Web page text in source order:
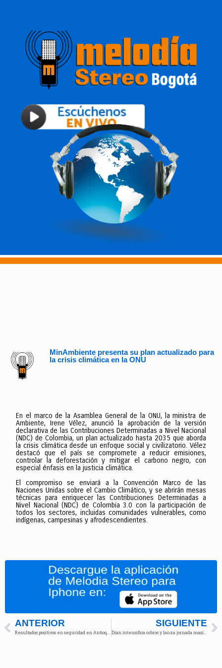
MinAmbiente presenta su plan actualizado para
la crisis climática en la ONU
En el marco de la Asamblea General de la ONU, la ministra de
Ambiente, Irene Vélez, anunció la aprobación de la versión
declarativa de las Contribuciones Determinadas a Nivel Nacional
(NDC) de Colombia, un plan actualizado hasta 2035 que aborda
la crisis climática desde un enfoque social y civilizatorio. Vélez
destacó que el país se compromete a reducir emisiones,
controlar la deforestación y mitigar el carbono negro, con
especial énfasis en la justicia climática.
El compromiso se enviará a la Convención Marco de las
Naciones Unidas sobre el Cambio Climático, y se abrirán mesas
técnicas para enriquecer las Contribuciones Determinadas a
Nivel Nacional (NDC) de Colombia 3.0 con la participación de
todos los sectores, incluidas comunidades vulnerables, como
indígenas, campesinas y afrodescendientes.
ANTERIOR SIGUIENTE